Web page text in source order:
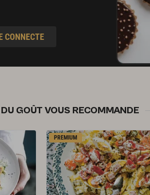
CONNECTE
GOÛT VOUS RECOMMANDE
PREMIUM